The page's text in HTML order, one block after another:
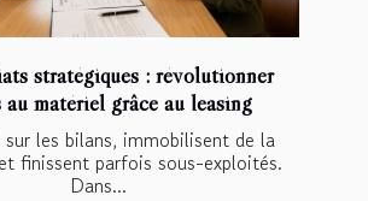
stratégiques : révolutionner
au matériel grâce au leasing
sur les bilans, immobilisent de la
finissent parfois sous-exploités.
Dans...